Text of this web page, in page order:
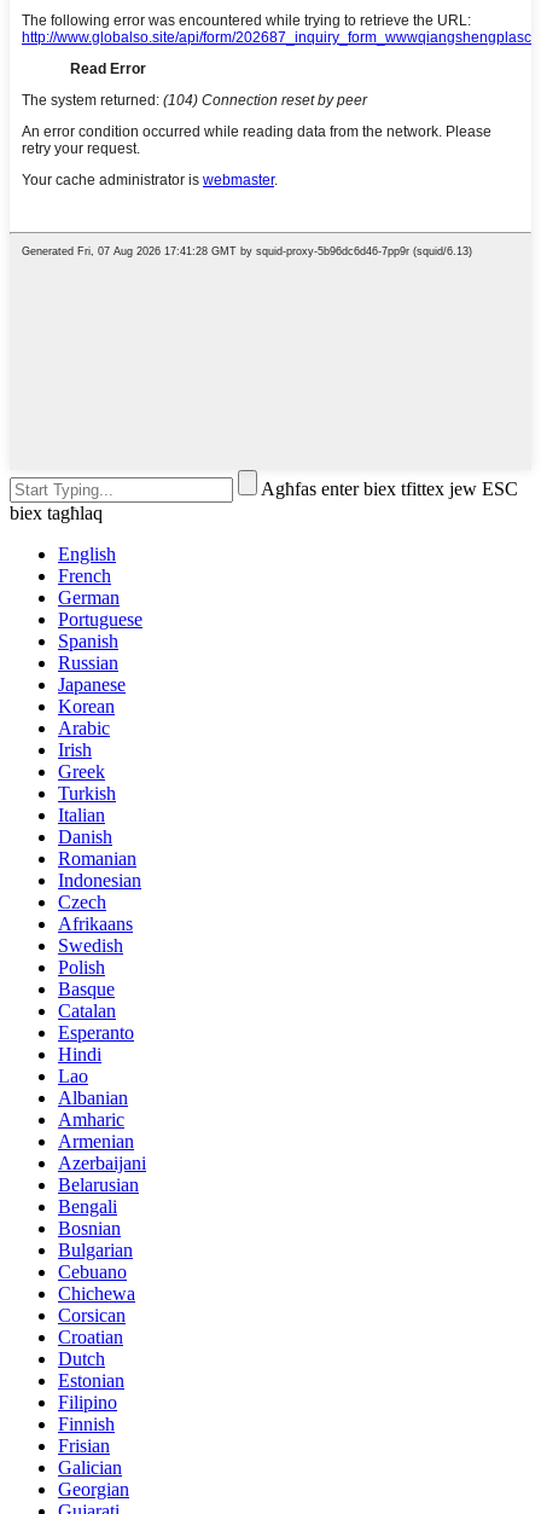
Agħfas enter biex tfittex jew ESC
biex tagħlaq
English
French
German
Portuguese
Spanish
Russian
Japanese
Korean
Arabic
Irish
Greek
Turkish
Italian
Danish
Romanian
Indonesian
Czech
Afrikaans
Swedish
Polish
Basque
Catalan
Esperanto
Hindi
Lao
Albanian
Amharic
Armenian
Azerbaijani
Belarusian
Bengali
Bosnian
Bulgarian
Cebuano
Chichewa
Corsican
Croatian
Dutch
Estonian
Filipino
Finnish
Frisian
Galician
Georgian